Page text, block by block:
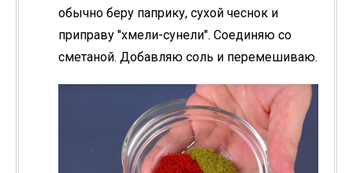
обычно беру паприку, сухой чеснок и
приправу "хмели-сунели". Соединяю со
сметаной. Добавляю соль и перемешиваю.